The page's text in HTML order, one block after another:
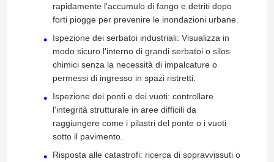
Circa noi
Giro della fabbrica
Controllo di qualità
Contattici
rapidamente l'accumulo di fango e detriti dopo
forti piogge per prevenire le inondazioni urbane.
Ispezione dei serbatoi industriali: Visualizza in
modo sicuro l'interno di grandi serbatoi o silos
chimici senza la necessità di impalcature o
permessi di ingresso in spazi ristretti.
Ispezione dei ponti e dei vuoti: controllare
l'integrità strutturale in aree difficili da
raggiungere come i pilastri del ponte o i vuoti
sotto il pavimento.
Risposta alle catastrofi: ricerca di sopravvissuti o